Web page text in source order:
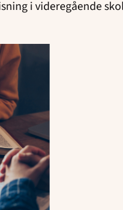
i videregående